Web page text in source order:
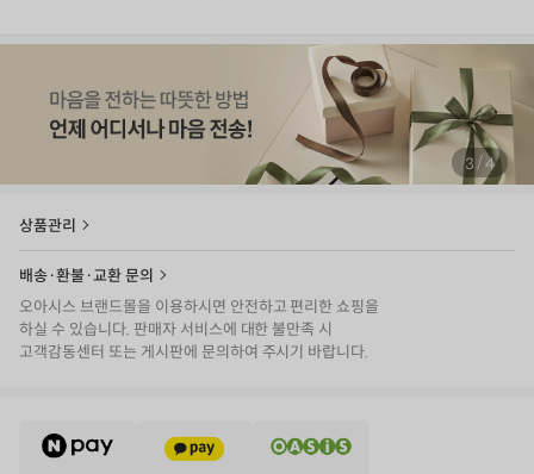
4 /4
상품관리
배송·환불·교환 문의
오아시스 브랜드몰을 이용하시면 안전하고 편리한 쇼핑을
하실 수 있습니다. 판매자 서비스에 대한 불만족 시
고객감동센터 또는 게시판에 문의하여 주시기 바랍니다.